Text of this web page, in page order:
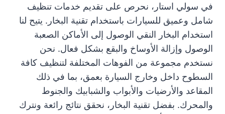
في سولي استار، نحرص على تقديم خدمات تنظيف
شامل وعميق للسيارات باستخدام تقنية البخار. يتيح لنا
استخدام البخار النقي الوصول إلى الأماكن الصعبة
الوصول وإزالة الأوساخ والبقع بشكل فعال. نحن
نستخدم مجموعة من الفوهات المختلفة لتنظيف كافة
السطوح داخل وخارج السيارة بعمق، بما في ذلك
المقاعد والأرضيات والأبواب والشبابيك والجنوط
والمحرك. بفضل تقنية البخار، نحقق نتائج رائعة ونترك